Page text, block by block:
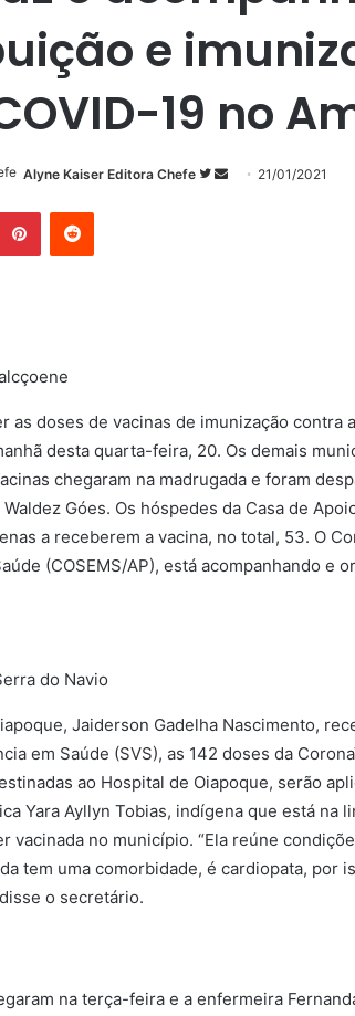
e
19 no
Alyne Kaiser Editora Chefe
SigaMande21/01/2021
PinterestReddit
as doses de vacinas de imunização contra
desta quarta-feira, 20. Os demais
chegaram na madrugada e foram
Góes. Os hóspedes da Casa de
a receberem a vacina, no total, 53. O
(COSEMS/AP), está acompanhando e
do Navio
Jaiderson Gadelha Nascimento,
em Saúde (SVS), as 142 doses da
ao Hospital de Oiapoque, serão
Yara Ayllyn Tobias, indígena que está na
vacinada no município. “Ela reúne
tem uma comorbidade, é cardiopata, por
o secretário.
na terça-feira e a enfermeira